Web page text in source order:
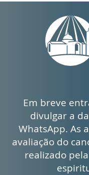
Em breve
divulgar a
WhatsApp. As
avaliação do
realizado